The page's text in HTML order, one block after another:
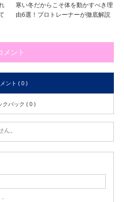
寒い冬だからこそ体を動かすべき理
由6選！プロトレーナーが徹底解説
メント
ント ( 0 )
クバック ( 0 )
。
-